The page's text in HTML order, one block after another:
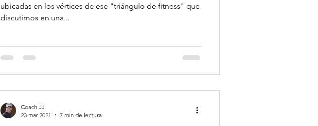
ubicadas en los vértices de ese "triángulo de fitness" que
discutimos en una...
Coach JJ
23 mar 2021
7 min de lectura